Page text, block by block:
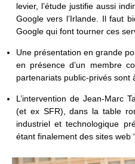
levier, l’étude justifie aussi
Google vers l’Irlande. Il faut
Google qui font tourner ces
Une présentation en grande
en présence d’un membre
partenariats public-privés sont
L’intervention de Jean-Marc
(et ex SFR), dans la table
industriel et technologique
étant finalement des sites web